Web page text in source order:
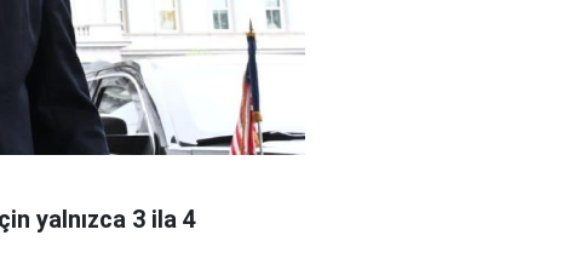
yalnızca 3 ila 4